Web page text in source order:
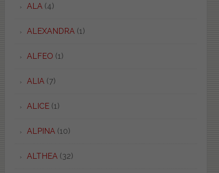
ALA(4)
ALEXANDRA(1)
ALFEO (1)
ALIA(7)
ALICE(1)
ALPINA(10)
ALTHEA(32)